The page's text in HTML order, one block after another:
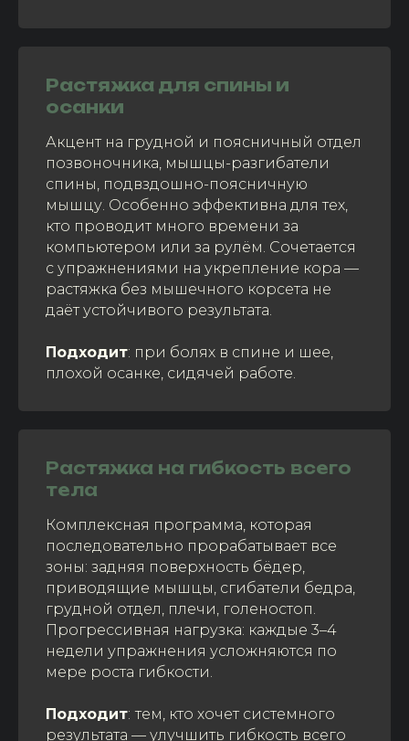
Растяжка для спины и
осанки
Акцент на грудной и поясничный отдел
позвоночника, мышцы-разгибатели
спины, подвздошно-поясничную
мышцу. Особенно эффективна для тех,
кто проводит много времени за
компьютером или за рулём. Сочетается
с упражнениями на укрепление кора —
растяжка без мышечного корсета не
даёт устойчивого результата.
Подходит: при болях в спине и шее,
плохой осанке, сидячей работе.
Растяжка на гибкость всего
тела
Комплексная программа, которая
последовательно прорабатывает все
зоны: задняя поверхность бёдер,
приводящие мышцы, сгибатели бедра,
грудной отдел, плечи, голеностоп.
Прогрессивная нагрузка: каждые 3–4
недели упражнения усложняются по
мере роста гибкости.
Подходит: тем, кто хочет системного
результата — улучшить гибкость всего